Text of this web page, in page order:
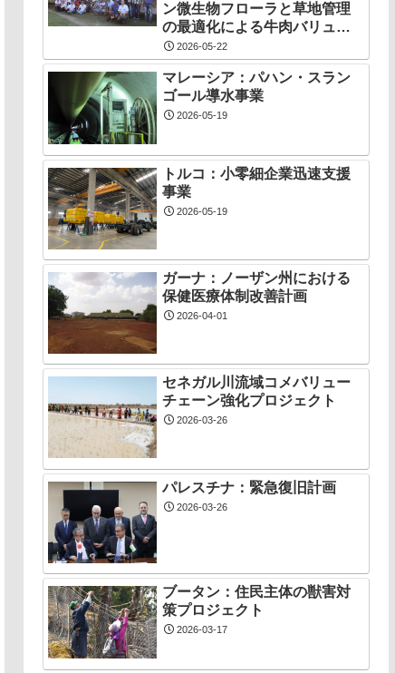
ン微生物フローラと草地管理
の最適化による牛肉バリュー
チェーン創出プロジェクト
2026-05-22
マレーシア：パハン・スラン
ゴール導水事業
2026-05-19
トルコ：小零細企業迅速支援
事業
2026-05-19
ガーナ：ノーザン州における
保健医療体制改善計画
2026-04-01
セネガル川流域コメバリュー
チェーン強化プロジェクト
2026-03-26
パレスチナ：緊急復旧計画
2026-03-26
ブータン：住民主体の獣害対
策プロジェクト
2026-03-17